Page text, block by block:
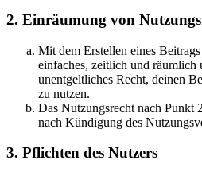
2. Einräumung von
Mit dem Erstellen eines
einfaches, zeitlich und räumlich
unentgeltliches Recht, deinen
zu nutzen.
Das Nutzungsrecht nach Punkt
nach Kündigung des
3. Pflichten des Nutzers